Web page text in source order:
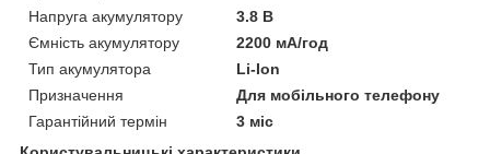
Напруга акумулятору
3.8 В
Ємність акумулятору
2200 мА/год
Тип акумулятора
Li-Ion
Призначення
Для мобільного телефону
Гарантійний термін
3 міс